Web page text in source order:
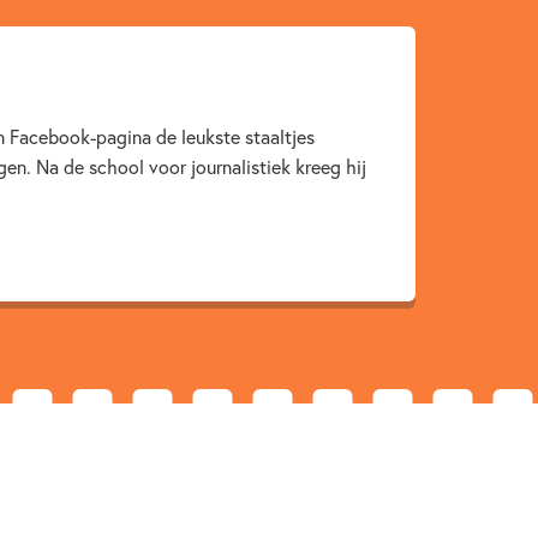
pagina de leukste staaltjes
Na de school voor journalistiek kreeg hij